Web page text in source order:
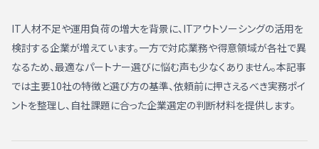
IT人材不足や運用負荷の増大を背景に、ITアウトソーシングの活用を
検討する企業が増えています。一方で対応業務や得意領域が各社で異
なるため、最適なパートナー選びに悩む声も少なくありません。本記事
では主要10社の特徴と選び方の基準、依頼前に押さえるべき実務ポイ
ントを整理し、自社課題に合った企業選定の判断材料を提供します。